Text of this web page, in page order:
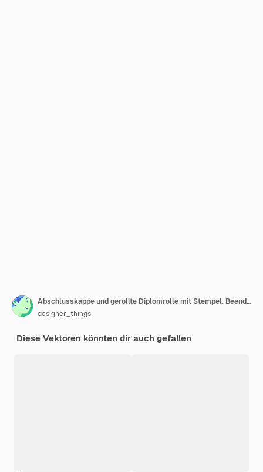
Abschlusskappe und gerollte Diplomrolle mit Stempel. Beende das Bildungskonzept.
designer_things
Diese Vektoren könnten dir auch gefallen